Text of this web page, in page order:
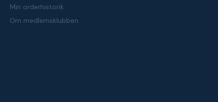
Min orderhistorik
Om medlemsklubben